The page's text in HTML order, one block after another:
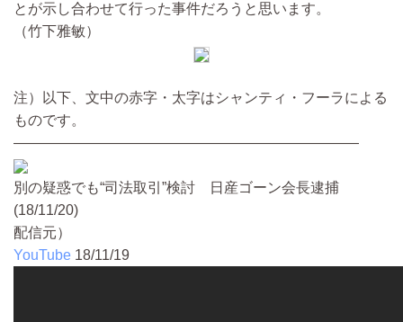
とが示し合わせて行った事件だろうと思います。
（竹下雅敏）
注）以下、文中の赤字・太字はシャンティ・フーラによる
ものです。
————————————————————————
別の疑惑でも“司法取引”検討 日産ゴーン会長逮捕
(18/11/20)
配信元）
YouTube 18/11/19